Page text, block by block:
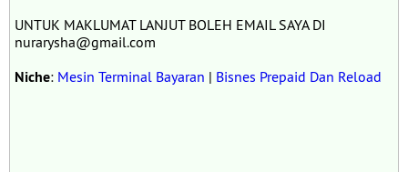
UNTUK MAKLUMAT LANJUT BOLEH EMAIL SAYA DI
nurarysha@gmail.com
Niche: Mesin Terminal Bayaran | Bisnes Prepaid Dan Reload